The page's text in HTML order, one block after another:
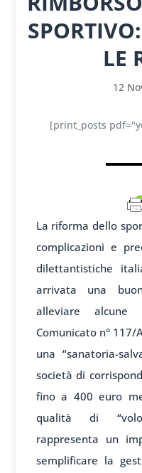
LE
12
[print_posts
La riforma dello
complicazioni e
dilettantistiche
arrivata una
alleviare
Comunicato n° 117/
una “sanatoria-
società di
fino a 400 euro
qualità di
rappresenta un
semplificare la